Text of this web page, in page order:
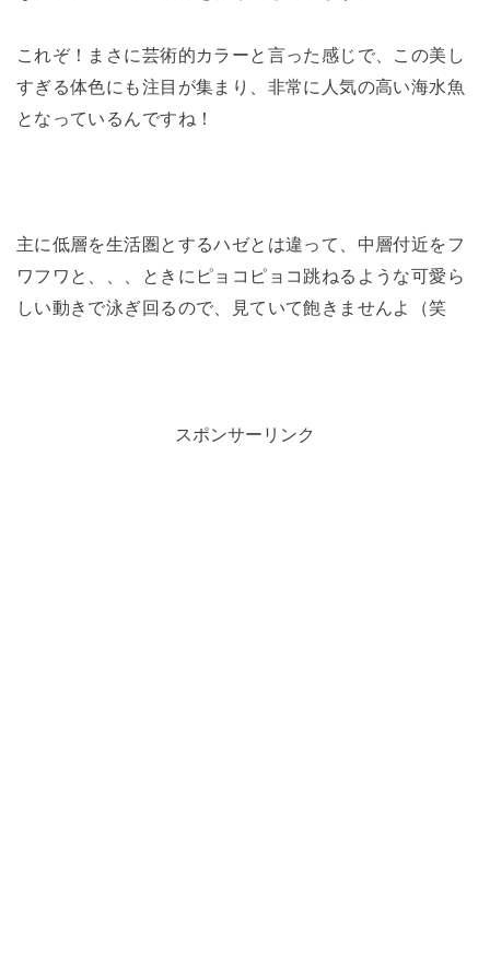
これぞ！まさに芸術的カラーと言った感じで、この美し
すぎる体色にも注目が集まり、非常に人気の高い海水魚
となっているんですね！
主に低層を生活圏とするハゼとは違って、中層付近をフ
ワフワと、、、ときにピョコピョコ跳ねるような可愛ら
しい動きで泳ぎ回るので、見ていて飽きませんよ（笑
スポンサーリンク